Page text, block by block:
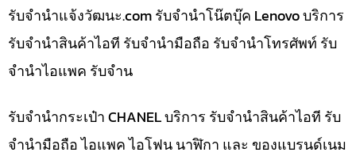
รับจํานําแจ้งวัฒนะ.com รับจำนำโน๊ตบุ๊ค Lenovo บริการ
รับจำนำสินค้าไอที รับจำนำมือถือ รับจำนำโทรศัพท์ รับ
จำนำไอแพค รับจำน
รับจำนำกระเป๋า CHANEL บริการ รับจำนำสินค้าไอที รับ
จำนำมือถือ ไอแพค ไอโฟน นาฬิกา และ ของแบรนด์เนม